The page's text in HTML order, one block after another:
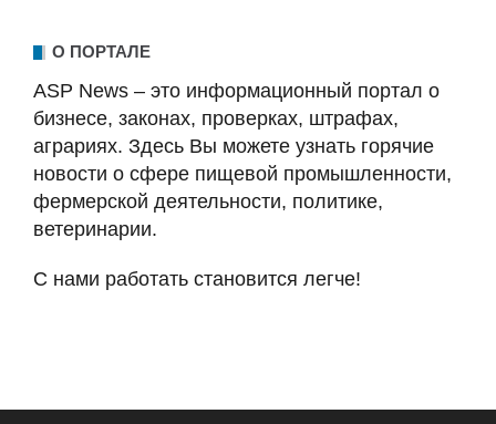
О ПОРТАЛЕ
ASP News – это информационный портал о
бизнесе, законах, проверках, штрафах,
аграриях. Здесь Вы можете узнать горячие
новости о сфере пищевой промышленности,
фермерской деятельности, политике,
ветеринарии.
С нами работать становится легче!